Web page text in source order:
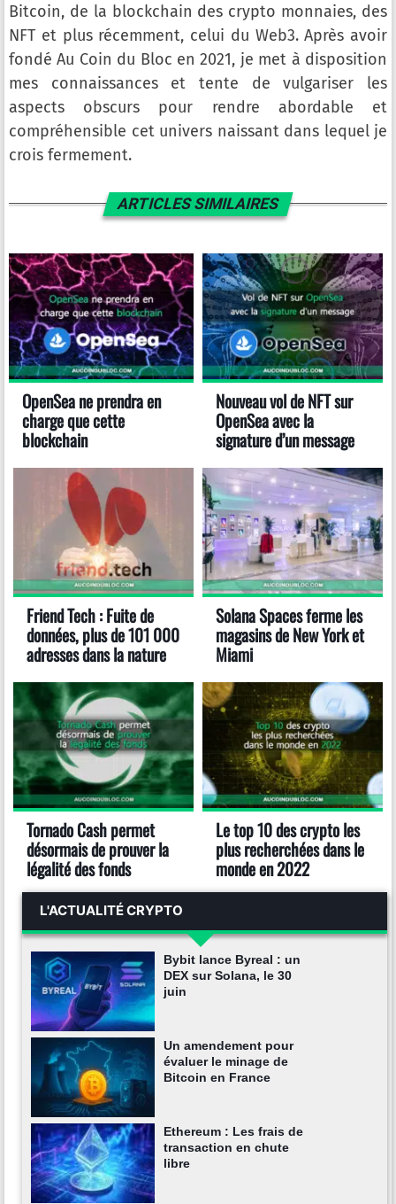
Bitcoin, de la blockchain des crypto monnaies, des
NFT et plus récemment, celui du Web3. Après avoir
fondé Au Coin du Bloc en 2021, je met à disposition
mes connaissances et tente de vulgariser les
aspects obscurs pour rendre abordable et
compréhensible cet univers naissant dans lequel je
crois fermement.
ARTICLES SIMILAIRES
OpenSea ne prendra en
charge que cette
blockchain
Nouveau vol de NFT sur
OpenSea avec la
signature d’un message
Friend Tech : Fuite de
données, plus de 101 000
adresses dans la nature
Solana Spaces ferme les
magasins de New York et
Miami
Tornado Cash permet
désormais de prouver la
légalité des fonds
Le top 10 des crypto les
plus recherchées dans le
monde en 2022
L'ACTUALITÉ CRYPTO
Bybit lance Byreal : un
DEX sur Solana, le 30
juin
Un amendement pour
évaluer le minage de
Bitcoin en France
Ethereum : Les frais de
transaction en chute
libre